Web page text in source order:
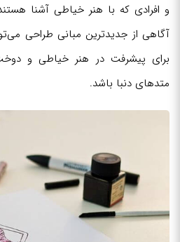
و افرادی که با هنر خیاطی آشنا
آگاهی از جدیدترین مبانی طراحی
برای پیشرفت در هنر خیاطی و
متدهای دنبا باشد.